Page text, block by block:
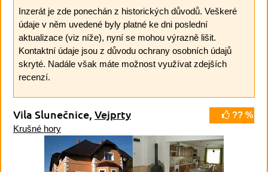
Inzerát je zde ponechán z historických důvodů. Veškeré
údaje v něm uvedené byly platné ke dni poslední
aktualizace (viz níže), nyní se mohou výrazně lišit.
Kontaktní údaje jsou z důvodu ochrany osobních údajů
skryté. Nadále však máte možnost využívat zdejších
recenzí.
?? %
Vila Slunečnice, Vejprty
Krušné hory